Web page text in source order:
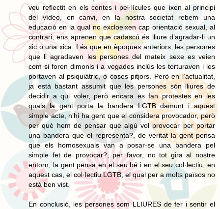
veu reflectit en els contes i pel·lícules que ixen al principi
del vídeo, en canvi, en la nostra societat rebem una
educació en la qual no excloeixen cap orientació sexual, al
contrari, ens aprenen que cadascú és lliure d’agradar-li un
xic o una xica. I és que en èpoques anteriors, les persones
que li agradaven les persones del mateix sexe es veien
com si foren dimonis i a vegades inclús les torturaven i les
portaven al psiquiàtric, o coses pitjors. Però en l’actualitat,
ja està bastant assumit que les persones són lliures de
decidir a qui voler, però encara es fan protestes en les
quals la gent porta la bandera LGTB damunt i aquest
simple acte, n’hi ha gent que el considera provocador, però
per què hem de pensar que algú vol provocar per portar
una bandera que el representa?, de veritat la gent pensa
que els homosexuals van a posar-se una bandera pel
simple fet de provocar?, per favor, no tot gira al nostre
entorn, la gent pensa en el seu bé i en el seu col·lectiu, en
aquest cas, el col·lectiu LGTB, el qual per a molts països no
està ben vist.
En conclusió, les persones som LLIURES de fer i sentir el